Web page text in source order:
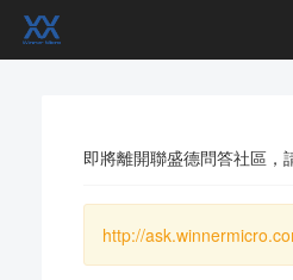
即將離開聯盛德問答社區，
http://